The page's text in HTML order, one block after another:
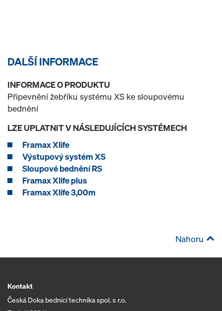
DALŠÍ INFORMACE
INFORMACE O PRODUKTU
Připevnění žebříku systému XS ke sloupovému
bednění
LZE UPLATNIT V NÁSLEDUJÍCÍCH SYSTÉMECH
Framax Xlife
Výstupový systém XS
Sloupové bednění RS
Framax Xlife plus
Framax Xlife 3,00m
Nahoru
Kontakt
Česká Doka bednicí technika spol. s r.o.